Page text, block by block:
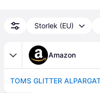
Storlek (EU)
Amazon